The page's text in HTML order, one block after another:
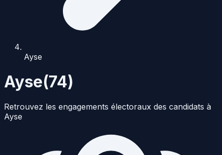
Ayse
Ayse(74)
Retrouvez les engagements électoraux des candidats à
Ayse